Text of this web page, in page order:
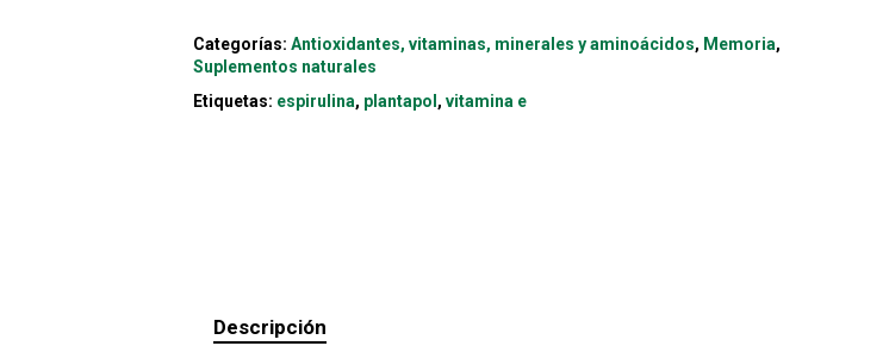
Categorías:Antioxidantes, vitaminas, minerales y aminoácidos, Memoria,
Suplementos naturales
Etiquetas: espirulina, plantapol ,vitamina e
Descripción